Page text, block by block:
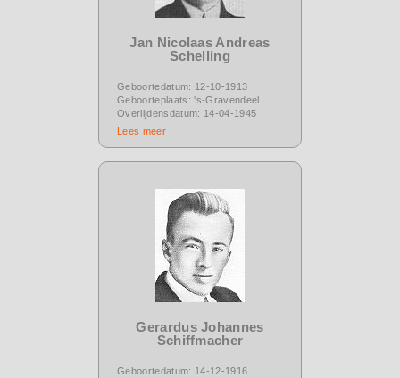
Jan Nicolaas Andreas
Schelling
Geboortedatum: 12-10-1913
Geboorteplaats: 's-Gravendeel
Overlijdensdatum: 14-04-1945
Lees meer
Gerardus Johannes
Schiffmacher
Geboortedatum: 14-12-1916